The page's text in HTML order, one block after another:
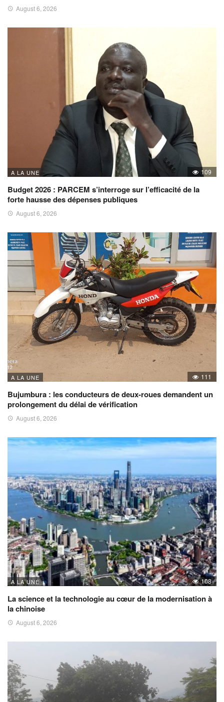
August 6, 2026
A LA UNE 109
Budget 2026 : PARCEM s’interroge sur l’efficacité de la
forte hausse des dépenses publiques
August 6, 2026
A LA UNE 111
Bujumbura : les conducteurs de deux-roues demandent un
prolongement du délai de vérification
August 6, 2026
A LA UNE 108
La science et la technologie au cœur de la modernisation à
la chinoise
August 6, 2026